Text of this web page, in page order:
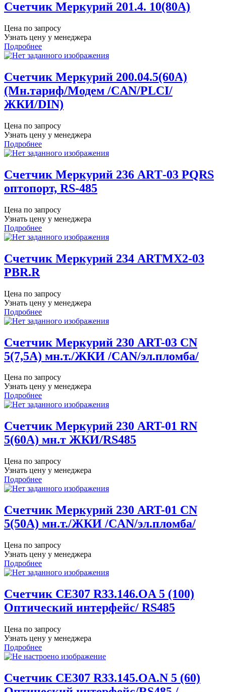
Счетчик Меркурий 201.4. 10(80А)
Цена по запросу
Узнать цену у менеджера
Подробнее
Счетчик Меркурий 200.04.5(60А)
(Мн.тариф/Модем /CAN/PLCI/
ЖКИ/DIN)
Цена по запросу
Узнать цену у менеджера
Подробнее
Счетчик Меркурий 236 АRТ-03 PQRS
оптопорт, RS-485
Цена по запросу
Узнать цену у менеджера
Подробнее
Счетчик Меркурий 234 ARTMX2-03
PBR.R
Цена по запросу
Узнать цену у менеджера
Подробнее
Счетчик Меркурий 230 ART-03 CN
5(7,5А) мн.т./ЖКИ /CAN/эл.пломба/
Цена по запросу
Узнать цену у менеджера
Подробнее
Счетчик Меркурий 230 ART-01 RN
5(60А) мн.т ЖКИ/RS485
Цена по запросу
Узнать цену у менеджера
Подробнее
Счетчик Меркурий 230 ART-01 CN
5(50А) мн.т./ЖКИ /CAN/эл.пломба/
Цена по запросу
Узнать цену у менеджера
Подробнее
Счетчик CE307 R33.146.ОA 5 (100)
Оптический интерфейс/ RS485
Цена по запросу
Узнать цену у менеджера
Подробнее
Счетчик CE307 R33.145.ОA.N 5 (60)